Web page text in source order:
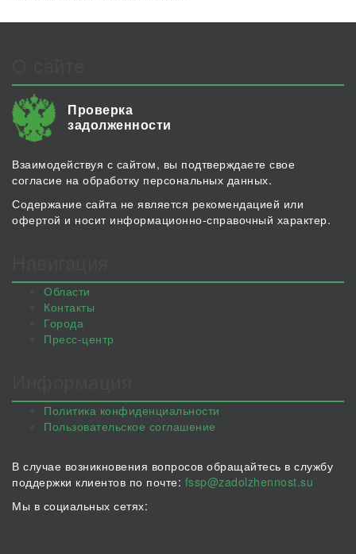
Проверка
задолженности
Взаимодействуя с сайтом, вы подтверждаете свое
согласие на обработку персональных данных.
Содержание сайта не является рекомендацией или
офертой и носит информационно-справочный характер.
Области
Контакты
Города
Пресс-центр
Политика конфиденциальности
Пользовательское соглашение
В случае возникновения вопросов обращайтесь в службу
поддержки клиентов по почте: fssp@zadolzhennost.su
Мы в социальных сетях: